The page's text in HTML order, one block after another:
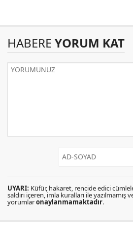
HABERE YORUM KAT
UYARI: Küfür, hakaret, rencide edici
saldırı içeren, imla kuralları ile yazılmamış
yorumlaronaylanmamaktadır.